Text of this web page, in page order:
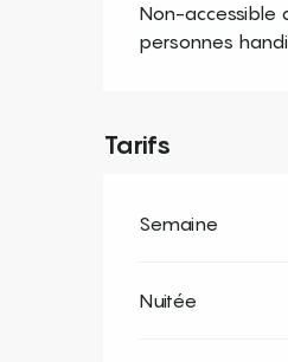
Non-accessible
personnes
Tarifs
Semaine
Nuitée